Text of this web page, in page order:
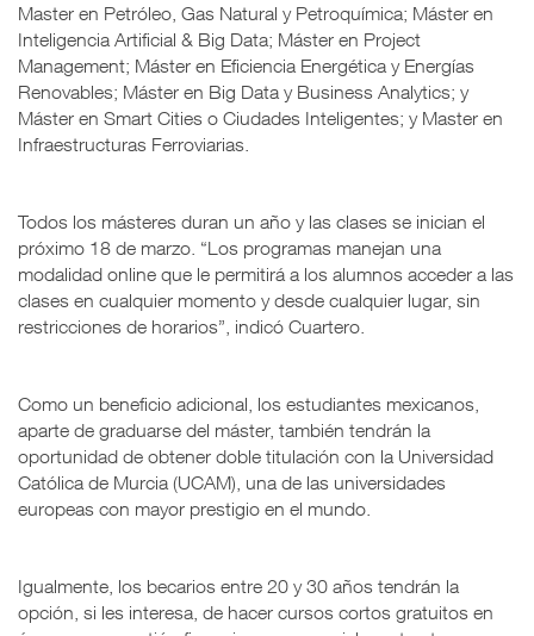
Master en Petróleo, Gas Natural y Petroquímica; Máster en
Inteligencia Artificial & Big Data; Máster en Project
Management; Máster en Eficiencia Energética y Energías
Renovables; Máster en Big Data y Business Analytics; y
Máster en Smart Cities o Ciudades Inteligentes; y Master en
Infraestructuras Ferroviarias.
Todos los másteres duran un año y las clases se inician el
próximo 18 de marzo. “Los programas manejan una
modalidad online que le permitirá a los alumnos acceder a las
clases en cualquier momento y desde cualquier lugar, sin
restricciones de horarios”, indicó Cuartero.
Como un beneficio adicional, los estudiantes mexicanos,
aparte de graduarse del máster, también tendrán la
oportunidad de obtener doble titulación con la Universidad
Católica de Murcia (UCAM), una de las universidades
europeas con mayor prestigio en el mundo.
Igualmente, los becarios entre 20 y 30 años tendrán la
opción, si les interesa, de hacer cursos cortos gratuitos en